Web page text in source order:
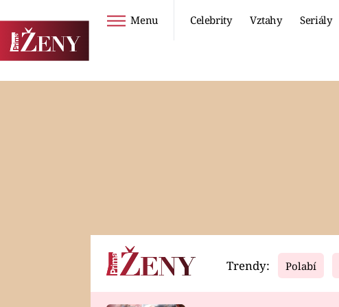
Menu Celebrity Vztahy Seriály
Horoskopy Video
Trendy: Polabí